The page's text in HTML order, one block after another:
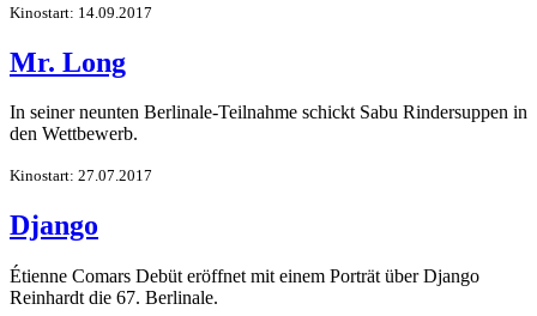
Kinostart: 14.09.2017
Mr. Long
In seiner neunten Berlinale-Teilnahme schickt Sabu Rindersuppen in
den Wettbewerb.
Kinostart: 27.07.2017
Django
Étienne Comars Debüt eröffnet mit einem Porträt über Django
Reinhardt die 67. Berlinale.